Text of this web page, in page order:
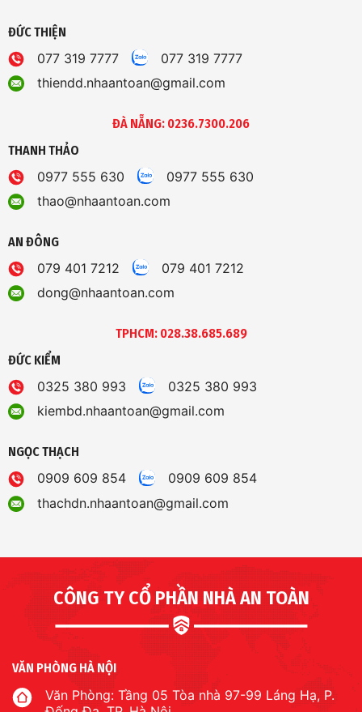
ĐỨC THIỆN
077 319 7777
077 319 7777
thiendd.nhaantoan@gmail.com
ĐÀ NẴNG: 0236.7300.206
THANH THẢO
0977 555 630
0977 555 630
thao@nhaantoan.com
AN ĐÔNG
079 401 7212
079 401 7212
dong@nhaantoan.com
TPHCM: 028.38.685.689
ĐỨC KIỂM
0325 380 993
0325 380 993
kiembd.nhaantoan@gmail.com
NGỌC THẠCH
0909 609 854
0909 609 854
thachdn.nhaantoan@gmail.com
CÔNG TY CỔ PHẦN NHÀ AN TOÀN
VĂN PHÒNG HÀ NỘI
Văn Phòng: Tầng 05 Tòa nhà 97-99 Láng Hạ, P.